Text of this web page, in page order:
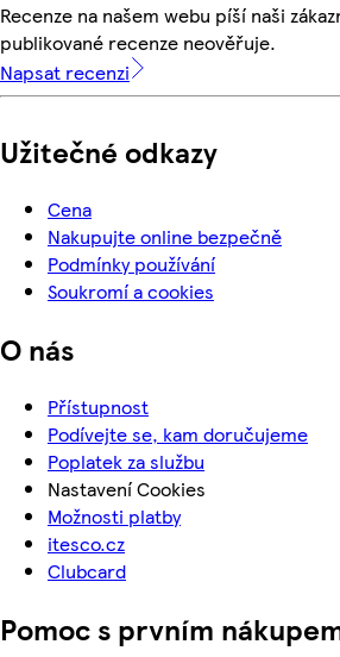
Recenze na našem webu píší naši
publikované recenze neověřuje.
Napsat recenzi
Užitečné odkazy
Cena
Nakupujte online bezpečně
Podmínky používání
Soukromí a cookies
O nás
Přístupnost
Podívejte se, kam doručujeme
Poplatek za službu
Nastavení Cookies
Možnosti platby
itesco.cz
Clubcard
Pomoc s prvním